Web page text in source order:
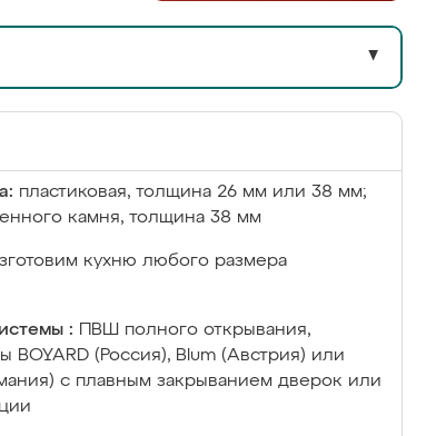
▼
пластиковая, толщина 26 мм или 38 мм;
камня, толщина 38 мм
кухню любого размера
:
ПВШ полного открывания,
BOYARD (Россия), Blum (Австрия) или
с плавным закрыванием дверок или